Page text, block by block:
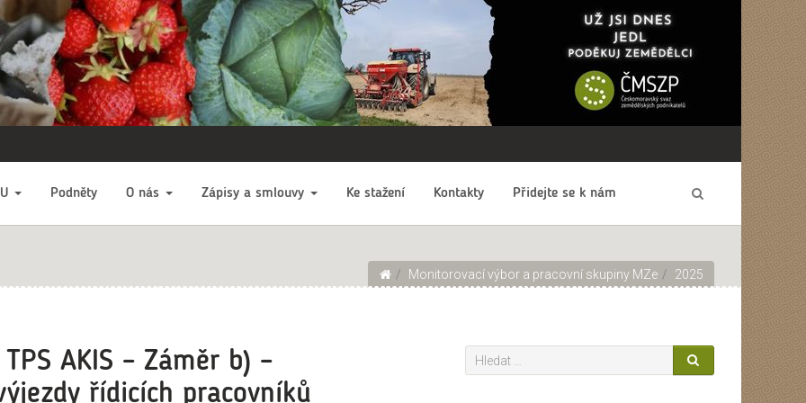
Podněty O nás Zápisy a smlouvy Ke stažení Kontakty Přidejte se k nám
Monitorovací výbor a pracovní skupiny MZe 2025
AKIS – Záměr b) –
řídicích pracovníků